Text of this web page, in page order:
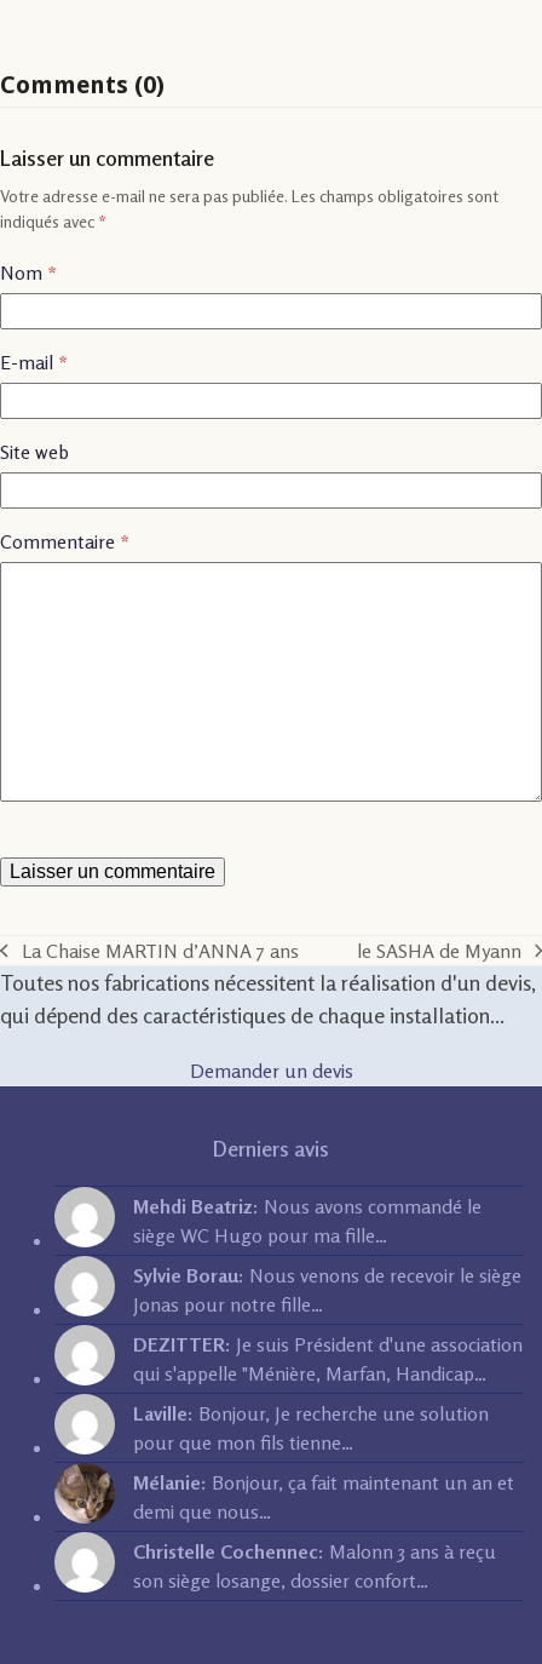
Comments (0)
Laisser un commentaire
Votre adresse e-mail ne sera pas publiée. Les champs obligatoires sont
indiqués avec *
Nom *
E-mail *
Site web
Commentaire *
previous
post:
La Chaise MARTIN d’ANNA 7 ans
next
post:
le SASHA de Myann
Toutes nos fabrications nécessitent la réalisation d'un devis,
qui dépend des caractéristiques de chaque installation...
Demander un devis
Derniers avis
Mehdi Beatriz: Nous avons commandé le
siège WC Hugo pour ma fille…
Sylvie Borau: Nous venons de recevoir le siège
Jonas pour notre fille…
DEZITTER: Je suis Président d'une association
qui s'appelle "Ménière, Marfan, Handicap…
Laville: Bonjour, Je recherche une solution
pour que mon fils tienne…
Mélanie: Bonjour, ça fait maintenant un an et
demi que nous…
Christelle Cochennec: Malonn 3 ans à reçu
son siège losange, dossier confort…